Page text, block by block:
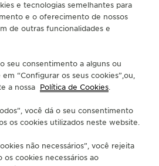
e tecnologias semelhantes para
e o oferecimento de nossos
de outras funcionalidades e
seu consentimento a alguns ou
“Configurar os seus cookies”,ou,
a nossa Política de Cookies.
você dá o seu consentimento
os cookies utilizados neste website.
não necessários”, você rejeita
cookies necessários ao